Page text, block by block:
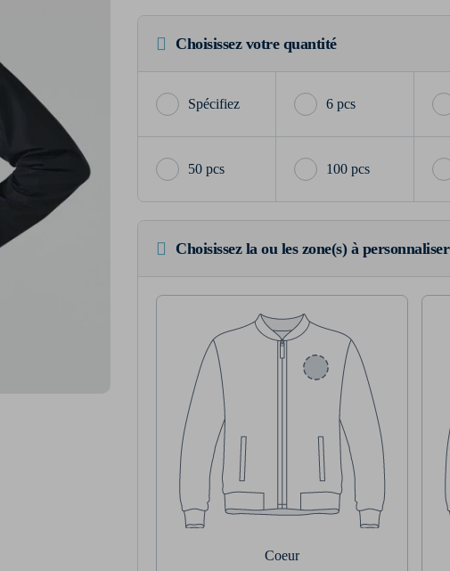
Choisissez votre quantité
6 pcs
50 pcs 100 pcs
Choisissez la ou les zone(s) à personnaliser
Coeur